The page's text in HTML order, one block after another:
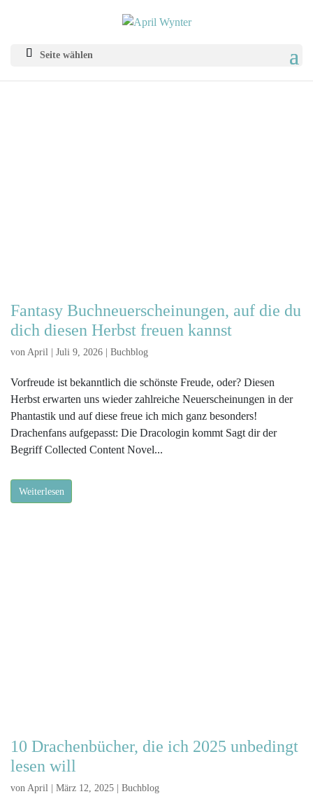
Seite wählen
Fantasy Buchneuerscheinungen, auf die du
dich diesen Herbst freuen kannst
von April Juli 9, 2026 Buchblog
Vorfreude ist bekanntlich die schönste Freude, oder? Diesen
Herbst erwarten uns wieder zahlreiche Neuerscheinungen in der
Phantastik und auf diese freue ich mich ganz besonders!
Drachenfans aufgepasst: Die Dracologin kommt Sagt dir der
Begriff Collected Content Novel...
Weiterlesen
10 Drachenbücher, die ich 2025 unbedingt
lesen will
von April März 12, 2025 Buchblog